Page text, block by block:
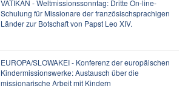
VATIKAN - Weltmissionssonntag: Dritte On-line-
Schulung für Missionare der französischsprachigen
Länder zur Botschaft von Papst Leo XIV.
EUROPA/SLOWAKEI - Konferenz der europäischen
Kindermissionswerke: Austausch über die
missionarische Arbeit mit Kindern